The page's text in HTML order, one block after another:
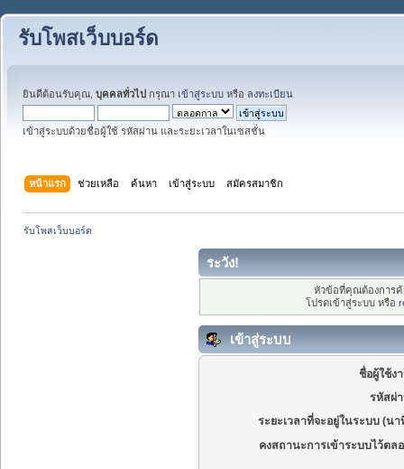
รับโพสเว็บบอร์ด
ยินดีต้อนรับคุณ, บุคคลทั่วไป กรุณา เข้าสู่ระบบ หรือ ลงทะเบียน
เข้าสู่ระบบด้วยชื่อผู้ใช้ รหัสผ่าน และระยะเวลาในเซสชั่น
หน้าแรก ช่วยเหลือ ค้นหา เข้าสู่ระบบ สมัครสมาชิก
รับโพสเว็บบอร์ด
ระวัง!
หัวข้อที่คุณต้องการ
โปรดเข้าสู่ระบบ หรือ
เข้าสู่ระบบ
ชื่อผู้ใช้ง
รหัสผ่
ระยะเวลาที่จะอยู่ในระบบ (นา
คงสถานะการเข้าระบบไว้ตล